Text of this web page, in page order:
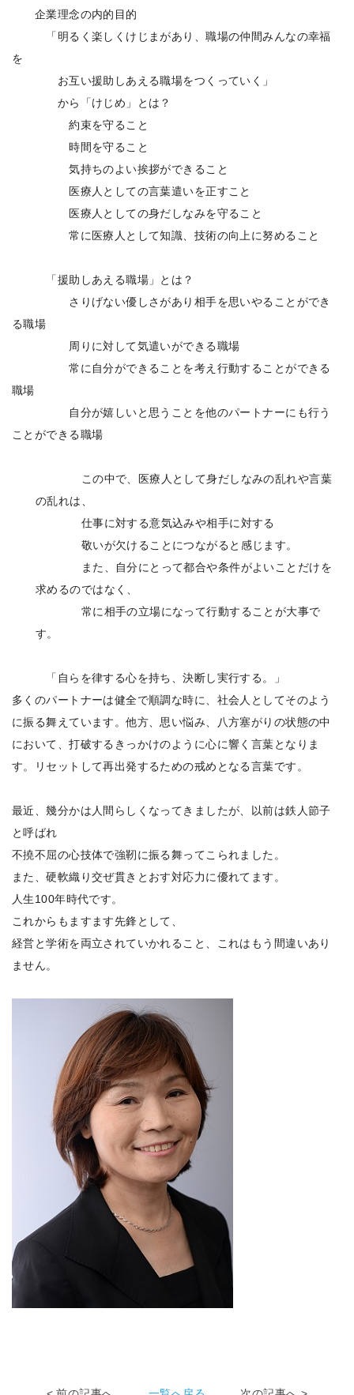
企業理念の内的目的
「明るく楽しくけじまがあり、職場の仲間みんなの幸福
を
お互い援助しあえる職場をつくっていく」
から「けじめ」とは？
約束を守ること
時間を守ること
気持ちのよい挨拶ができること
医療人としての言葉遣いを正すこと
医療人としての身だしなみを守ること
常に医療人として知識、技術の向上に努めること
「援助しあえる職場」とは？
さりげない優しさがあり相手を思いやることができ
る職場
周りに対して気遣いができる職場
常に自分ができることを考え行動することができる
職場
自分が嬉しいと思うことを他のパートナーにも行う
ことができる職場
この中で、医療人として身だしなみの乱れや言葉
の乱れは、
仕事に対する意気込みや相手に対する
敬いが欠けることにつながると感じます。
また、自分にとって都合や条件がよいことだけを
求めるのではなく、
常に相手の立場になって行動することが大事で
す。
「自らを律する心を持ち、決断し実行する。」
多くのパートナーは健全で順調な時に、社会人としてそのよう
に振る舞えています。他方、思い悩み、八方塞がりの状態の中
において、打破するきっかけのように心に響く言葉となりま
す。リセットして再出発するための戒めとなる言葉です。
最近、幾分かは人間らしくなってきましたが、以前は鉄人節子
と呼ばれ
不撓不屈の心技体で強靭に振る舞ってこられました。
また、硬軟織り交ぜ貫きとおす対応力に優れてます。
人生100年時代です。
これからもますます先鋒として、
経営と学術を両立されていかれること、これはもう間違いあり
ません。